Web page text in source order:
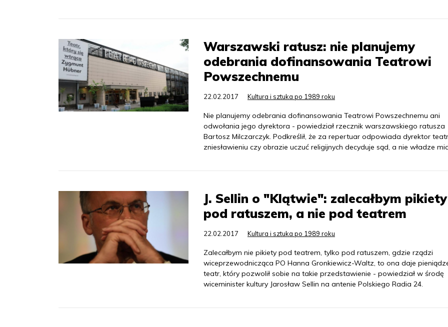
Warszawski ratusz: nie planujemy
odebrania dofinansowania Teatrowi
Powszechnemu
22.02.2017 Kultura i sztuka po 1989 roku
Nie planujemy odebrania dofinansowania Teatrowi Powszechnemu ani
odwołania jego dyrektora - powiedział rzecznik warszawskiego ratusza
Bartosz Milczarczyk. Podkreślił, że za repertuar odpowiada dyrektor
zniesławieniu czy obrazie uczuć religijnych decyduje sąd, a nie władze
J. Sellin o "Klątwie": zalecałbym pikiety
pod ratuszem, a nie pod teatrem
22.02.2017 Kultura i sztuka po 1989 roku
Zalecałbym nie pikiety pod teatrem, tylko pod ratuszem, gdzie rządzi
wiceprzewodnicząca PO Hanna Gronkiewicz-Waltz, to ona daje
teatr, który pozwolił sobie na takie przedstawienie - powiedział w środę
wiceminister kultury Jarosław Sellin na antenie Polskiego Radia 24.